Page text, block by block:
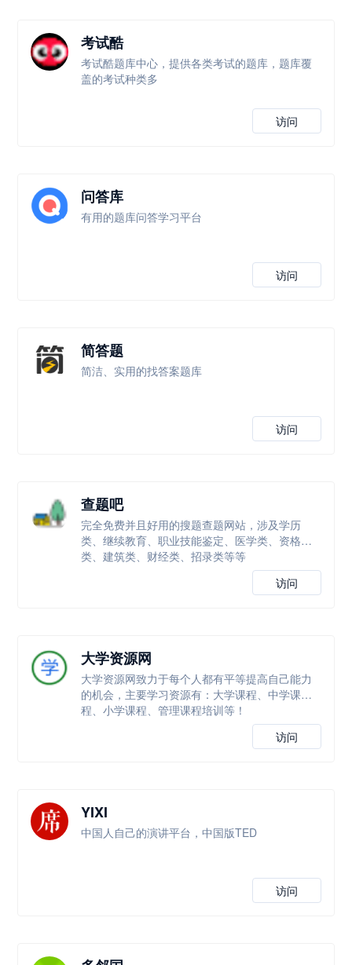
考试酷
考试酷题库中心，提供各类考试的题库，题库覆
盖的考试种类多
访问
问答库
有用的题库问答学习平台
访问
简答题
简洁、实用的找答案题库
访问
查题吧
完全免费并且好用的搜题查题网站，涉及学历
类、继续教育、职业技能鉴定、医学类、资格
类、建筑类、财经类、招录类等等
访问
大学资源网
大学资源网致力于每个人都有平等提高自己能力
的机会，主要学习资源有：大学课程、中学课
程、小学课程、管理课程培训等！
访问
YIXI
中国人自己的演讲平台，中国版TED
访问